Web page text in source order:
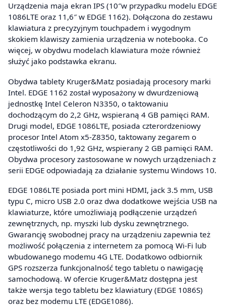
Urządzenia maja ekran IPS (10″w przypadku modelu EDGE
1086LTE oraz 11,6″ w EDGE 1162). Dołączona do zestawu
klawiatura z precyzyjnym touchpadem i wygodnym
skokiem klawiszy zamienia urządzenia w notebooka. Co
więcej, w obydwu modelach klawiatura może również
służyć jako podstawka ekranu.
Obydwa tablety Kruger&Matz posiadają procesory marki
Intel. EDGE 1162 został wyposażony w dwurdzeniową
jednostkę Intel Celeron N3350, o taktowaniu
dochodzącym do 2,2 GHz, wspieraną 4 GB pamięci RAM.
Drugi model, EDGE 1086LTE, posiada czterordzeniowy
procesor Intel Atom x5-Z8350, taktowany zegarem o
częstotliwości do 1,92 GHz, wspierany 2 GB pamięci RAM.
Obydwa procesory zastosowane w nowych urządzeniach z
serii EDGE odpowiadają za działanie systemu Windows 10.
EDGE 1086LTE posiada port mini HDMI, jack 3.5 mm, USB
typu C, micro USB 2.0 oraz dwa dodatkowe wejścia USB na
klawiaturze, które umożliwiają podłączenie urządzeń
zewnętrznych, np. myszki lub dysku zewnętrznego.
Gwarancję swobodnej pracy na urządzeniu zapewnia też
możliwość połączenia z internetem za pomocą Wi-Fi lub
wbudowanego modemu 4G LTE. Dodatkowo odbiornik
GPS rozszerza funkcjonalność tego tabletu o nawigację
samochodową. W ofercie Kruger&Matz dostępna jest
także wersja tego tabletu bez klawiatury (EDGE 1086S)
oraz bez modemu LTE (EDGE1086).